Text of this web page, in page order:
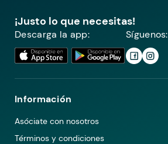
¡Justo lo que necesitas!
Descarga la app: Síguenos:
Información
Asóciate con nosotros
Términos y condiciones